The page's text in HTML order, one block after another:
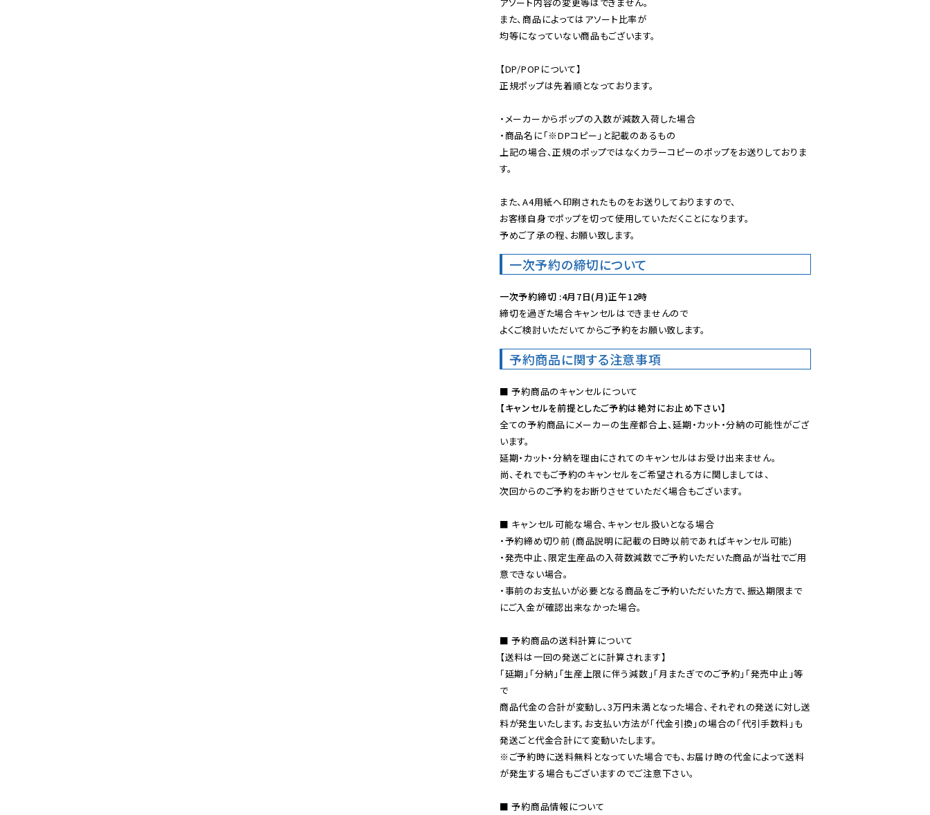
また、商品によってはアソート比率が
均等になっていない商品もございます。
【DP/POPについて】
正規ポップは先着順となっております。
・メーカーからポップの入数が減数入荷した場合
・商品名に「※DPコピー」と記載のあるもの
上記の場合、正規のポップではなくカラーコピーのポップをお送りしておりま
す。
また、A4用紙へ印刷されたものをお送りしておりますので、
お客様自身でポップを切って使用していただくことになります。
予めご了承の程、お願い致します。
一次予約の締切について
一次予約締切 :4月7日(月)正午12時
締切を過ぎた場合キャンセルはできませんので
よくご検討いただいてからご予約をお願い致します。
予約商品に関する注意事項
【キャンセルを前提としたご予約は絶対にお止め下さい】
全ての予約商品にメーカーの生産都合上、延期・カット・分納の可能性がござ
います。
延期・カット・分納を理由にされてのキャンセルはお受け出来ません。
尚、それでもご予約のキャンセルをご希望される方に関しましては、
次回からのご予約をお断りさせていただく場合もございます。
■ キャンセル可能な場合、キャンセル扱いとなる場合
・予約締め切り前 (商品説明に記載の日時以前であればキャンセル可能)
・発売中止、限定生産品の入荷数減数でご予約いただいた商品が当社でご用
意できない場合。
・事前のお支払いが必要となる商品をご予約いただいた方で、振込期限まで
にご入金が確認出来なかった場合。
■ 予約商品の送料計算について
【送料は一回の発送ごとに計算されます】
「延期」「分納」「生産上限に伴う減数」「月またぎでのご予約」「発売中止」等
で
商品代金の合計が変動し、3万円未満となった場合、それぞれの発送に対し送
料が発生いたします。お支払い方法が「代金引換」の場合の「代引手数料」も
※ご予約時に送料無料となっていた場合でも、お届け時の代金によって送料
が発生する場合もございますのでご注意下さい。
■ 予約商品情報について